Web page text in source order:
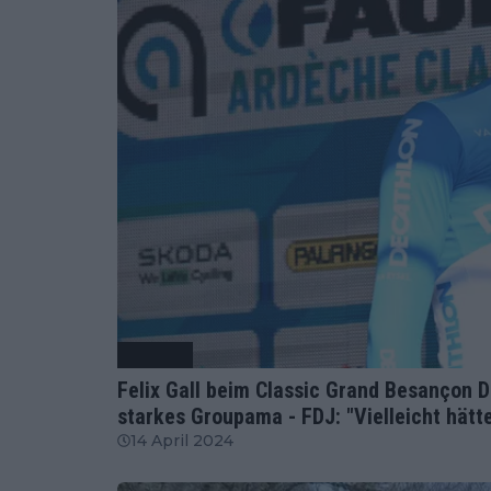
Felix Gall beim Classic Grand Besançon
starkes Groupama - FDJ: "Vielleicht
14 April 2024